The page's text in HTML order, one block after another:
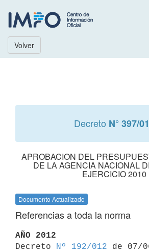
Volver
Decreto N° 397/
APROBACION DEL
DE LA AGENCIA NACIONAL
EJERCICIO 2010
Documento Actualizado
Referencias a toda la norma
AÑO 2012
Decreto
Nº 192/012 de 07/